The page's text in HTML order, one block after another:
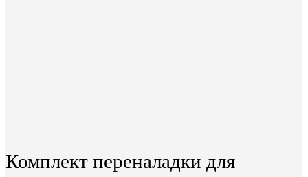
Комплект переналадки для